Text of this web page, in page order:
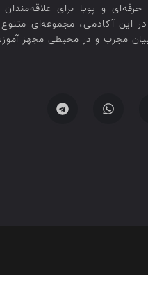
و پویا برای علاقه‌مندان
این آکادمی، مجموعه‌ای متنوع
مجرب و در محیطی مجهز